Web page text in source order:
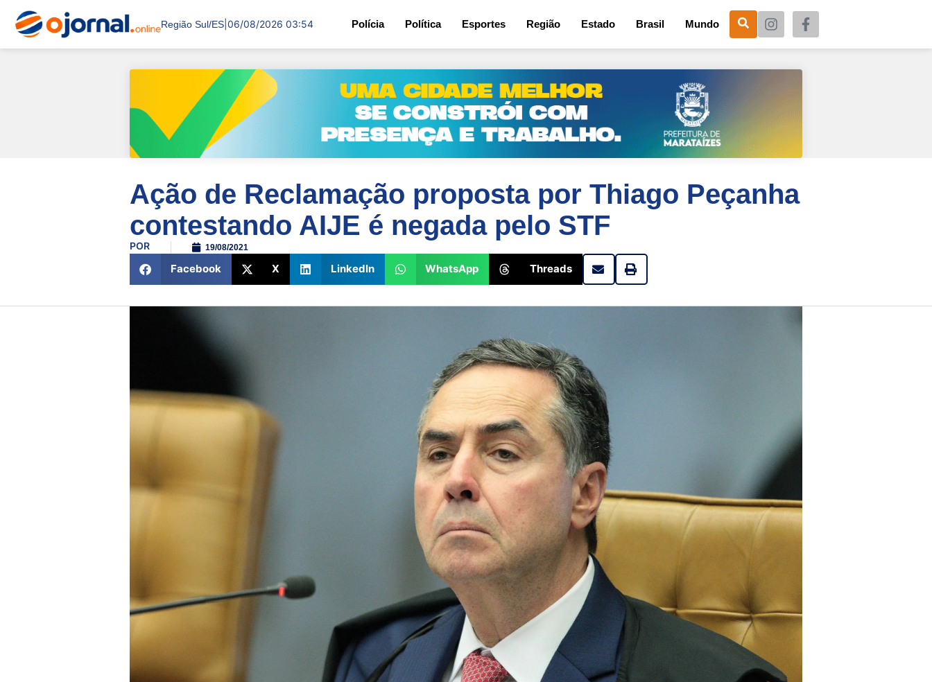
Região Sul/ES 06/08/2026 03:54 Polícia Política Esportes Região Estado Brasil Mundo
Ação de Reclamação proposta por Thiago Peçanha
contestando AIJE é negada pelo STF
POR 19/08/2021
Facebook X LinkedIn WhatsApp Threads